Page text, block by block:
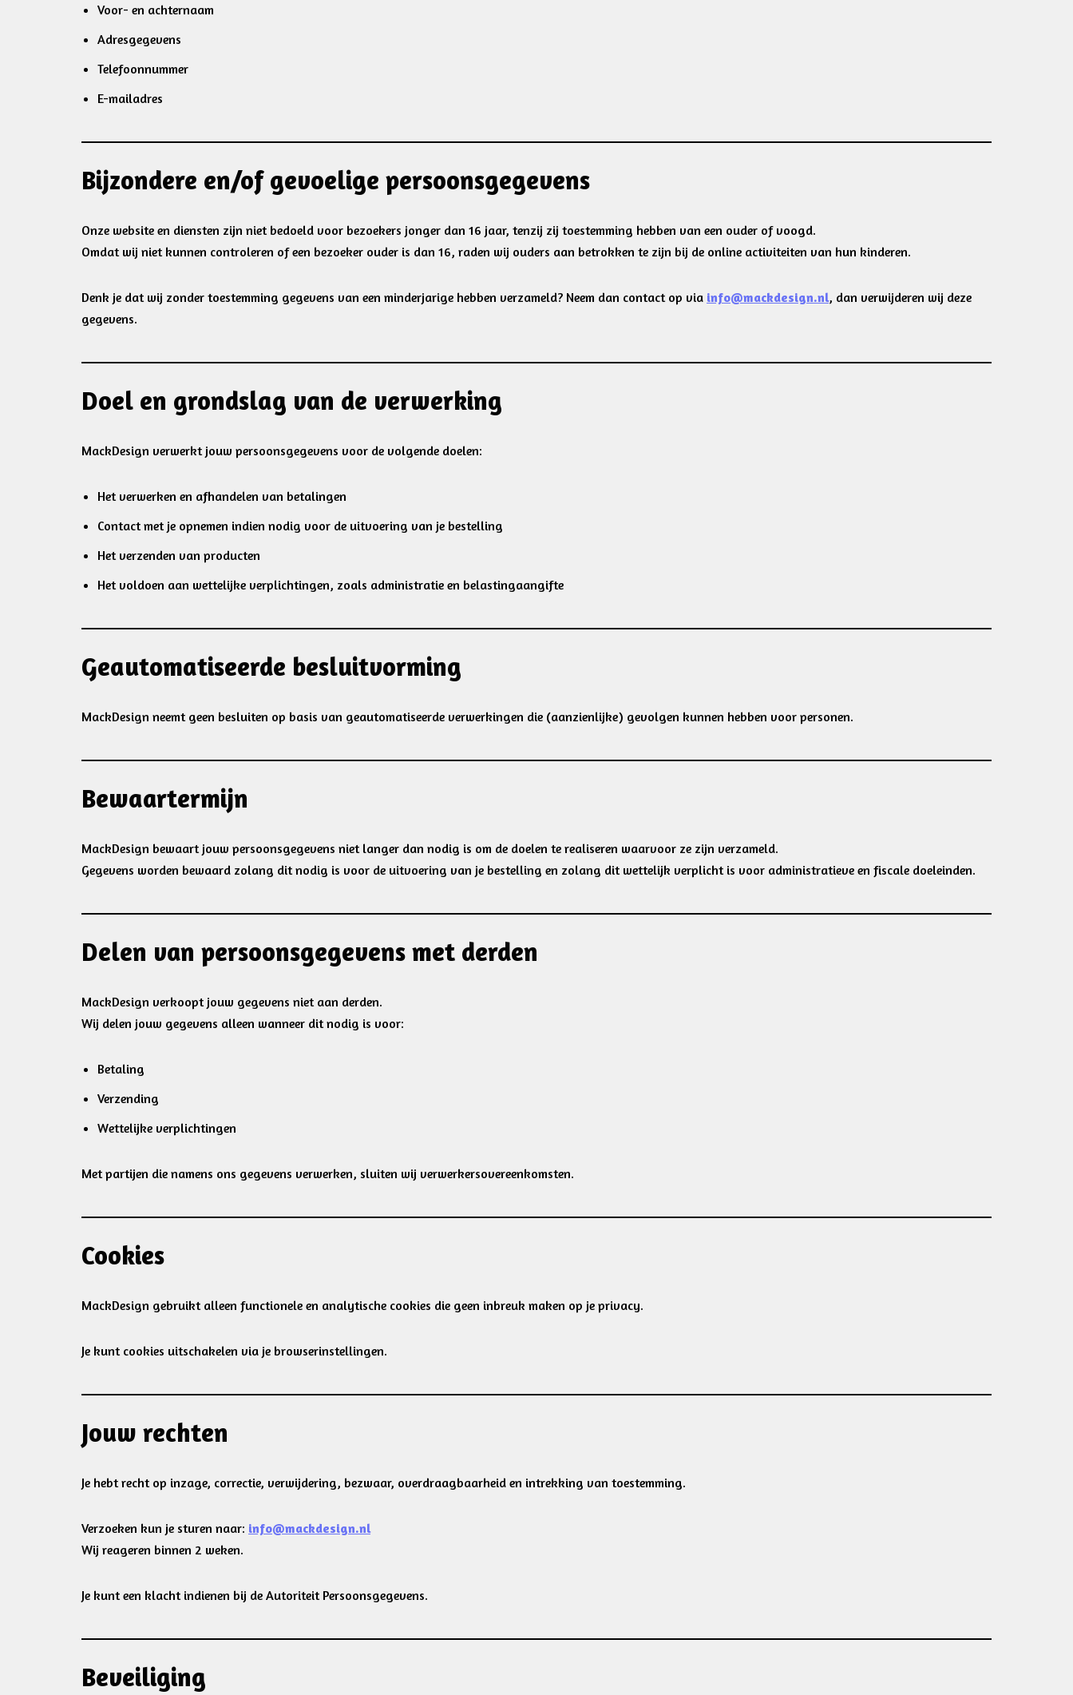
Voor- en achternaam
Adresgegevens
Telefoonnummer
E-mailadres
Bijzondere en/of gevoelige persoonsgegevens
Onze website en diensten zijn niet bedoeld voor bezoekers jonger dan 16 jaar, tenzij zij toestemming hebben van een ouder of voogd.
Omdat wij niet kunnen controleren of een bezoeker ouder is dan 16, raden wij ouders aan betrokken te zijn bij de online activiteiten van hun kinderen.
Denk je dat wij zonder toestemming gegevens van een minderjarige hebben verzameld? Neem dan contact op via info@mackdesign.nl, dan verwijderen wij deze
gegevens.
Doel en grondslag van de verwerking
MackDesign verwerkt jouw persoonsgegevens voor de volgende doelen:
Het verwerken en afhandelen van betalingen
Contact met je opnemen indien nodig voor de uitvoering van je bestelling
Het verzenden van producten
Het voldoen aan wettelijke verplichtingen, zoals administratie en belastingaangifte
Geautomatiseerde besluitvorming
MackDesign neemt geen besluiten op basis van geautomatiseerde verwerkingen die (aanzienlijke) gevolgen kunnen hebben voor personen.
Bewaartermijn
MackDesign bewaart jouw persoonsgegevens niet langer dan nodig is om de doelen te realiseren waarvoor ze zijn verzameld.
Gegevens worden bewaard zolang dit nodig is voor de uitvoering van je bestelling en zolang dit wettelijk verplicht is voor administratieve en fiscale doeleinden.
Delen van persoonsgegevens met derden
MackDesign verkoopt jouw gegevens niet aan derden.
Wij delen jouw gegevens alleen wanneer dit nodig is voor:
Betaling
Verzending
Wettelijke verplichtingen
Met partijen die namens ons gegevens verwerken, sluiten wij verwerkersovereenkomsten.
Cookies
MackDesign gebruikt alleen functionele en analytische cookies die geen inbreuk maken op je privacy.
Je kunt cookies uitschakelen via je browserinstellingen.
Jouw rechten
Je hebt recht op inzage, correctie, verwijdering, bezwaar, overdraagbaarheid en intrekking van toestemming.
Verzoeken kun je sturen naar: info@mackdesign.nl
Wij reageren binnen 2 weken.
Je kunt een klacht indienen bij de Autoriteit Persoonsgegevens.
Beveiliging